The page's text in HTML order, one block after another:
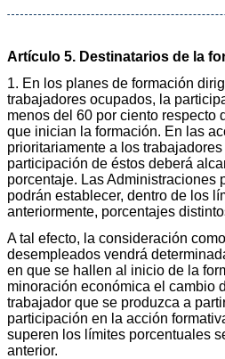
Artículo 5. Destinatarios de la
1. En los planes de formación
trabajadores ocupados, la
menos del 60 por ciento respecto
que inician la formación. En las
prioritariamente a los
participación de éstos deberá
porcentaje. Las Administraciones
podrán establecer, dentro de los
anteriormente, porcentajes
A tal efecto, la consideración
desempleados vendrá
en que se hallen al inicio de la
minoración económica el cambio
trabajador que se produzca a
participación en la acción
superen los límites porcentuales
anterior.